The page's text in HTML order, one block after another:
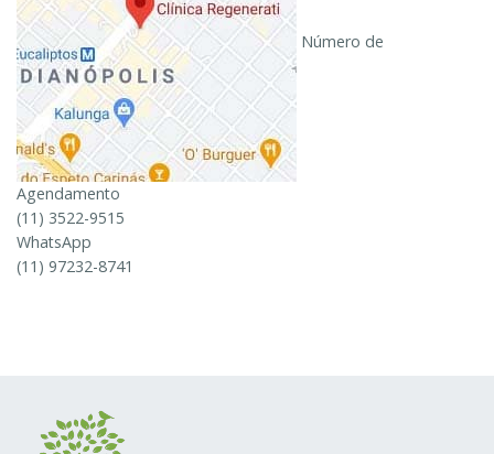
Número de
Agendamento
(11) 3522-9515
WhatsApp
(11) 97232-8741